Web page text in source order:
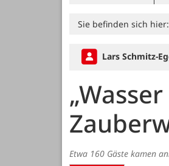
Sie befinden sich hier:
Lars Schmitz-
Etwa 160 Gäste kamen